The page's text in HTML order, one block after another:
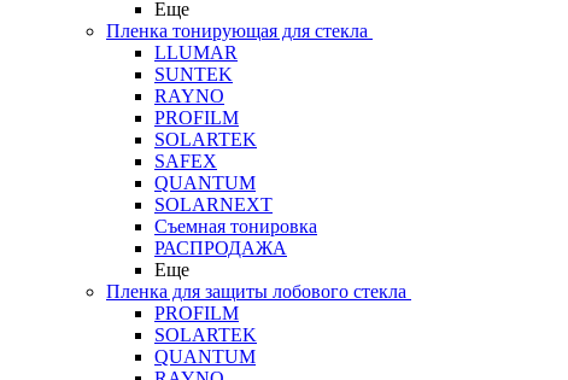
Еще
Пленка тонирующая для стекла
LLUMAR
SUNTEK
RAYNO
PROFILM
SOLARTEK
SAFEX
QUANTUM
SOLARNEXT
Съемная тонировка
РАСПРОДАЖА
Еще
Пленка для защиты лобового стекла
PROFILM
SOLARTEK
QUANTUM